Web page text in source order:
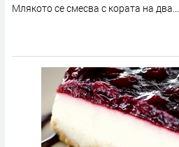
Млякото се смесва с кората на два...